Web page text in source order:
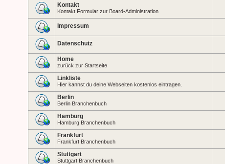
Kontakt
Kontakt Formular zur Board-Administration
Impressum
Datenschutz
Home
zurück zur Startseite
Linkliste
Hier kannst du deine Webseiten kostenlos eintragen.
Berlin
Berlin Branchenbuch
Hamburg
Hamburg Branchenbuch
Frankfurt
Frankfurt Branchenbuch
Stuttgart
Stuttgart Branchenbuch